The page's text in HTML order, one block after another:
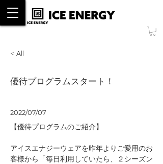
< All
優待プログラムスタート！
2022/07/07
【優待プログラムのご紹介】
アイスエナジーウェアを昨年よりご愛用のお
客様から「毎日利用していたら、２シーズン